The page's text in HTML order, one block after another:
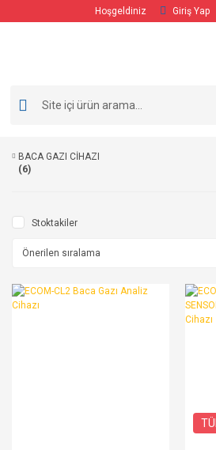
Hoşgeldiniz Giriş Yap
BACA GAZI CİHAZI
(6)
Stoktakiler